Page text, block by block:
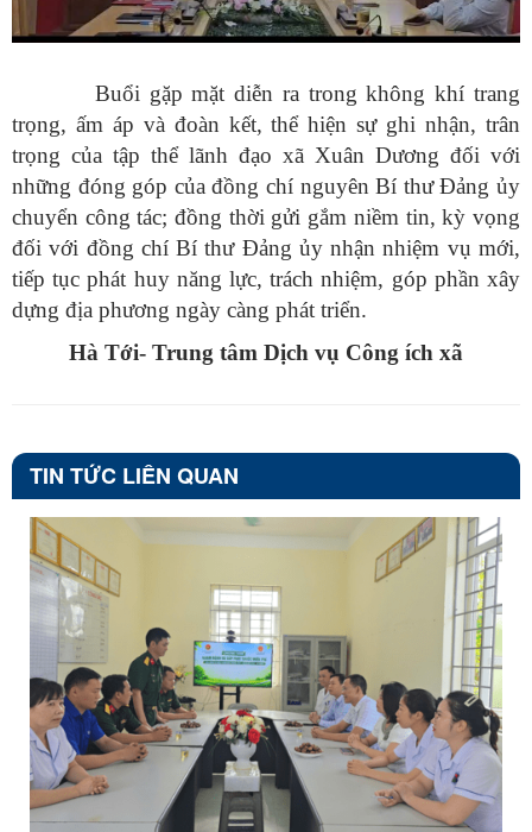
Buổi gặp mặt diễn ra trong không khí trang
trọng, ấm áp và đoàn kết, thể hiện sự ghi nhận, trân
trọng của tập thể lãnh đạo xã Xuân Dương đối với
những đóng góp của đồng chí nguyên Bí thư Đảng ủy
chuyển công tác; đồng thời gửi gắm niềm tin, kỳ vọng
đối với đồng chí Bí thư Đảng ủy nhận nhiệm vụ mới,
tiếp tục phát huy năng lực, trách nhiệm, góp phần xây
dựng địa phương ngày càng phát triển.
Hà Tới- Trung tâm Dịch vụ Công ích xã
TIN TỨC LIÊN QUAN